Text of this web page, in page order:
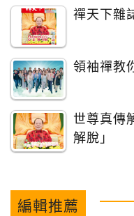
禪天下雜
領袖禪教
世尊真傳
解脫」
編輯推薦